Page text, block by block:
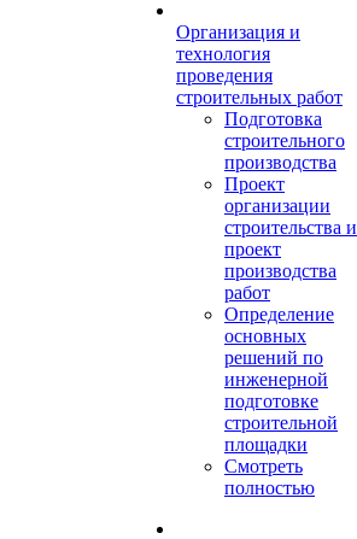
Организация и
технология
проведения
строительных работ
Подготовка
строительного
производства
Проект
организации
строительства и
проект
производства
работ
Определение
основных
решений по
инженерной
подготовке
строительной
площадки
Смотреть
полностью